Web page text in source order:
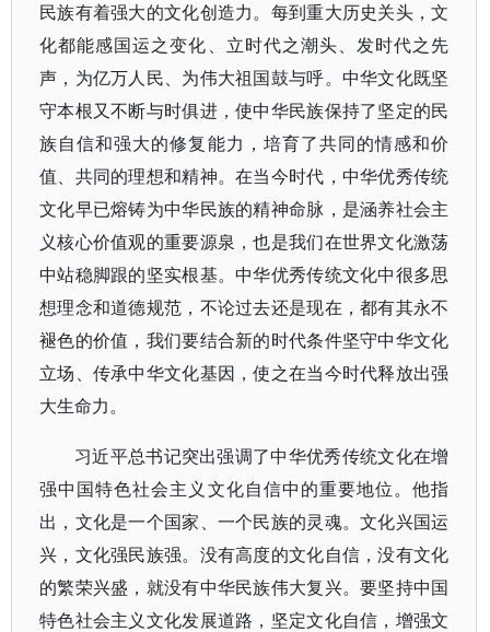
民族有着强大的文化创造力。每到重大历史关头，文
化都能感国运之变化、立时代之潮头、发时代之先
声，为亿万人民、为伟大祖国鼓与呼。中华文化既坚
守本根又不断与时俱进，使中华民族保持了坚定的民
族自信和强大的修复能力，培育了共同的情感和价
值、共同的理想和精神。在当今时代，中华优秀传统
文化早已熔铸为中华民族的精神命脉，是涵养社会主
义核心价值观的重要源泉，也是我们在世界文化激荡
中站稳脚跟的坚实根基。中华优秀传统文化中很多思
想理念和道德规范，不论过去还是现在，都有其永不
褪色的价值，我们要结合新的时代条件坚守中华文化
立场、传承中华文化基因，使之在当今时代释放出强
大生命力。
习近平总书记突出强调了中华优秀传统文化在增
强中国特色社会主义文化自信中的重要地位。他指
出，文化是一个国家、一个民族的灵魂。文化兴国运
兴，文化强民族强。没有高度的文化自信，没有文化
的繁荣兴盛，就没有中华民族伟大复兴。要坚持中国
特色社会主义文化发展道路，坚定文化自信，增强文